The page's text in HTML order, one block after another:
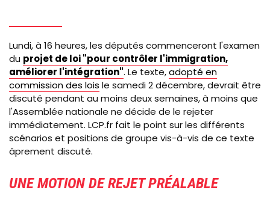
Lundi, à 16 heures, les députés commenceront l'examen
du projet de loi "pour contrôler l'immigration,
améliorer l'intégration". Le texte,adopté en
commission des lois le samedi 2 décembre, devrait être
discuté pendant au moins deux semaines, à moins que
l'Assemblée nationale ne décide de le rejeter
immédiatement. LCP.fr fait le point sur les différents
scénarios et positions de groupe vis-à-vis de ce texte
âprement discuté.
UNE MOTION DE REJET PRÉALABLE